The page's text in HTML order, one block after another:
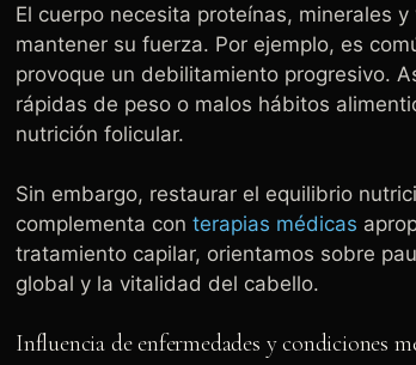
El cuerpo necesita proteínas, minerales
mantener su fuerza. Por ejemplo, es
provoque un debilitamiento progresivo.
rápidas de peso o malos hábitos
nutrición folicular.
Sin embargo, restaurar el equilibrio
complementa con terapias médicas
tratamiento capilar, orientamos sobre
global y la vitalidad del cabello.
Influencia de enfermedades y condiciones